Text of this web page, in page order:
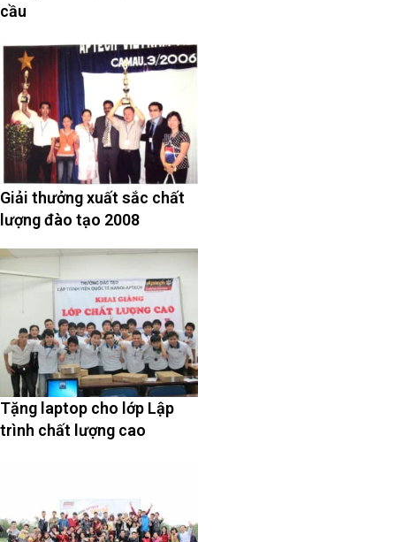
cầu
Giải thưởng xuất sắc chất
lượng đào tạo 2008
Tặng laptop cho lớp Lập
trình chất lượng cao